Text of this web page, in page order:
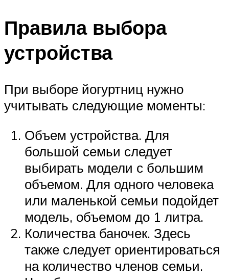
Правила выбора
устройства
При выборе йогуртниц нужно
учитывать следующие моменты:
Объем устройства. Для
большой семьи следует
выбирать модели с большим
объемом. Для одного человека
или маленькой семьи подойдет
модель, объемом до 1 литра.
Количества баночек. Здесь
также следует ориентироваться
на количество членов семьи.